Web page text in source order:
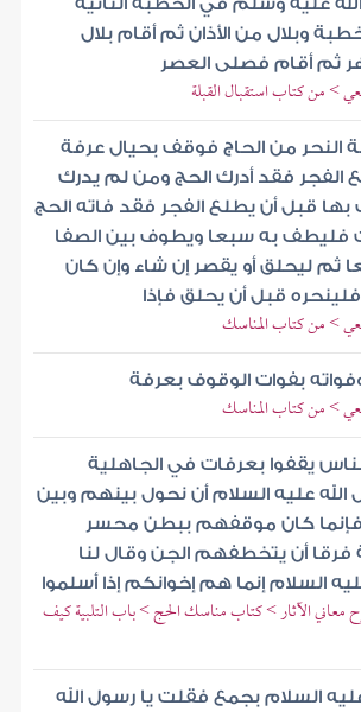
وبلال من الأذان ثم أقام بلال
ثم أقام فصلى العصر
> من كتاب استقبال القبلة
النحر من الحاج فوقف بحيال عرفة
الفجر فقد أدرك الحج ومن لم يدرك
قبل أن يطلع الفجر فقد فاته الحج
فليطف به سبعا ويطوف بين الصفا
ثم ليحلق أو يقصر إن شاء وإن كان
قبل أن يحلق فإذا
> من كتاب المناسك
بفوات الوقوف بعرفة
> من كتاب المناسك
يقفوا بعرفات في الجاهلية
الله عليه السلام أن نحول بينهم وبين
كان موقفهم ببطن محسر
أن يتخطفهم الجن وقال لنا
السلام إنما هم إخوانكم إذا أسلموا
معاني الآثار > كتاب مناسك الحج > باب التلبية كيف
السلام بجمع فقلت يا رسول الله